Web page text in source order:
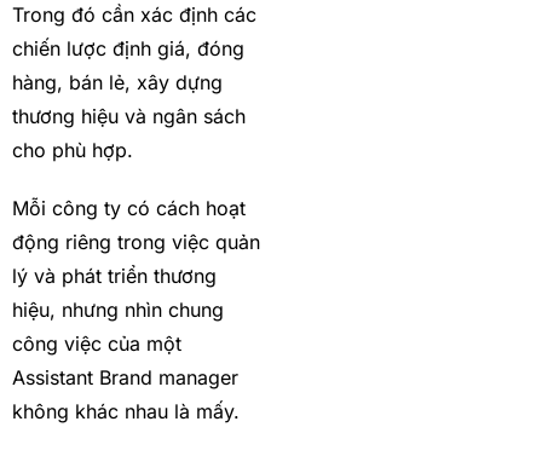
Trong đó cần xác định các
chiến lược định giá, đóng
hàng, bán lẻ, xây dựng
thương hiệu và ngân sách
cho phù hợp.
Mỗi công ty có cách hoạt
động riêng trong việc quản
lý và phát triển thương
hiệu, nhưng nhìn chung
công việc của một
Assistant Brand manager
không khác nhau là mấy.